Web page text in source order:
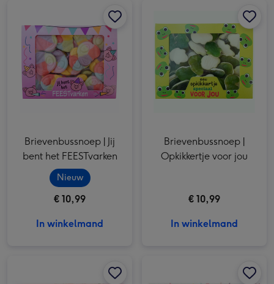
Brievenbussnoep | Jij
bent het FEESTvarken
Nieuw
€ 10,99
In winkelmand
Brievenbussnoep |
Opkikkertje voor jou
€ 10,99
In winkelmand